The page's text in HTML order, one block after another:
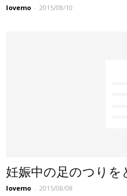
lovemo - 2015/08/10
妊娠中の足のつりを
lovemo - 2015/08/08